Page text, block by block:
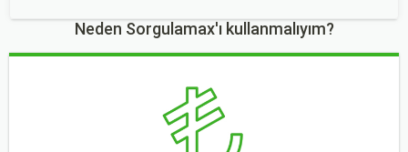
Neden Sorgulamax'ı kullanmalıyım?